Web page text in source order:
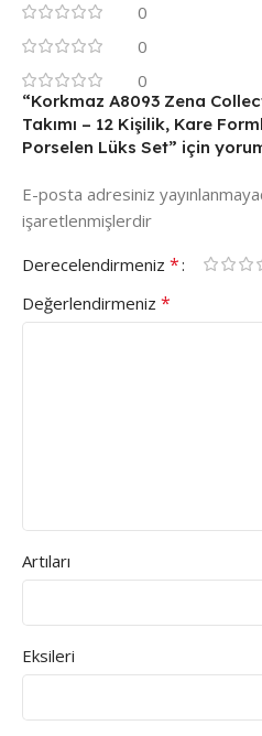
0
0
0
“Korkmaz A8093 Zena
Takımı – 12 Kişilik, Kare
Porselen Lüks Set” için
E-posta adresiniz
işaretlenmişlerdir
Derecelendirmeniz *
Değerlendirmeniz *
Artıları
Eksileri